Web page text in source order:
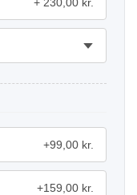
+99,00 kr.
+159,00 kr.